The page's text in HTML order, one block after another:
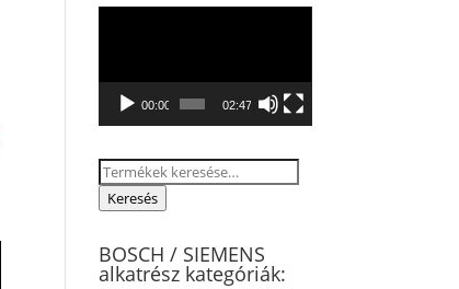
00:00 02:47
Keresés
Keresés
BOSCH / SIEMENS
alkatrész kategóriák: